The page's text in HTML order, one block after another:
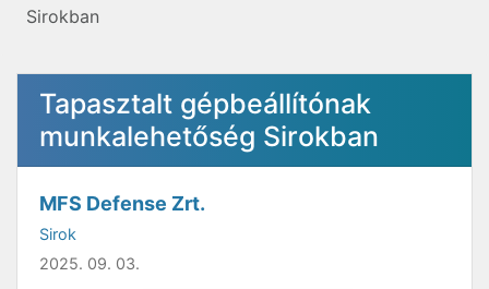
Sirokban
Tapasztalt gépbeállítónak
munkalehetőség Sirokban
MFS Defense Zrt.
Sirok
2025. 09. 03.